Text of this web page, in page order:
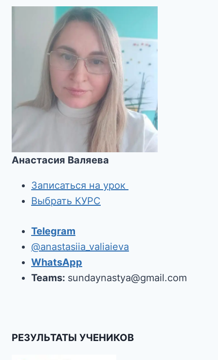
Анастасия Валяева
Записаться на урок
Выбрать КУРС
Telegram
@anastasiia_valiaieva
WhatsApp
Teams: sundaynastya@gmail.com
РЕЗУЛЬТАТЫ УЧЕНИКОВ